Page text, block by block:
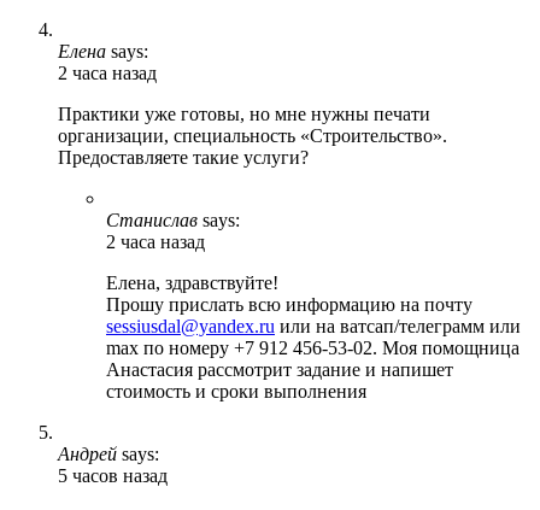
Елена says:
2 часа назад
Практики уже готовы, но мне нужны печати
организации, специальность «Строительство».
Предоставляете такие услуги?
Станислав says:
2 часа назад
Елена, здравствуйте!
Прошу прислать всю информацию на почту
sessiusdal@yandex.ru или на ватсап/телеграмм или
max по номеру +7 912 456-53-02. Моя помощница
Анастасия рассмотрит задание и напишет
стоимость и сроки выполнения
Андрей says:
5 часов назад